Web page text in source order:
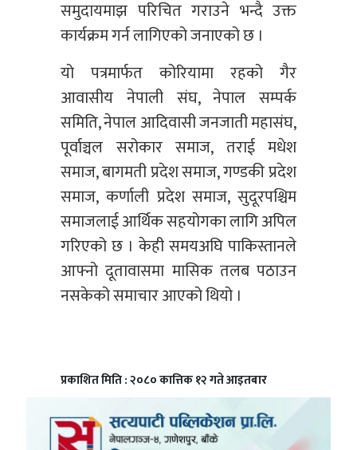
समुदायमाझ परिचित गराउने भन्दै उक्त
कार्यक्रम गर्न लागिएको जनाएको छ ।
यो पत्रमार्फत कोरियामा रहको गैर
आवासीय नेपाली संघ, नेपाल सम्पर्क
समिति, नेपाल आदिवासी जनजाती महासंघ,
पूर्वाञ्चल सरोकार समाज, तराई मधेश
समाज, बागमती प्रदेश समाज, गण्डकी प्रदेश
समाज, कर्णाली प्रदेश समाज, सुदूरपश्चिम
समाजलाई आर्थिक सहयोगका लागि अपिल
गरिएको छ । केही समयअघि पाकिस्तानले
आफ्नो दूतावासमा मासिक तलब पठाउन
नसकेको समाचार आएको थियो ।
प्रकाशित मिति : २०८० कात्तिक १२ गते आइतबार